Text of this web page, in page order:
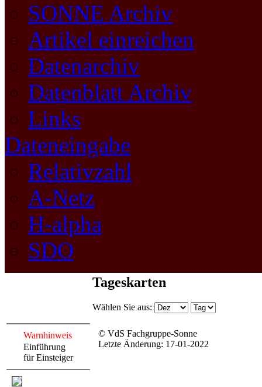
SONNE Archiv
Artikel einreichen
Datenarchiv
Datenblatt Archiv
Links
Dateneingabe
Relativzahl
A-Netz
H-alpha
SDO
Warnhinweis
Einführung
für Einsteiger
Tageskarten
Wählen Sie aus:
© VdS Fachgruppe-Sonne
Letzte Änderung: 17-01-2022